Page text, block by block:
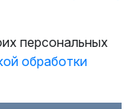
персональных
обработки